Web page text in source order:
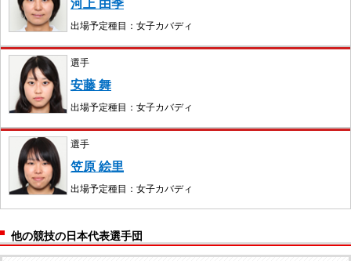
河上 由季
出場予定種目：女子カバディ
選手
安藤 舞
出場予定種目：女子カバディ
選手
笠原 絵里
出場予定種目：女子カバディ
他の競技の日本代表選手団